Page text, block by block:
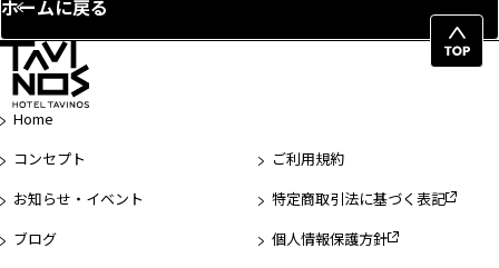
ホームに戻る
ペ
Home
コンセプト
お知らせ・イベント
ブログ
ご利用規約
特定商取引法に基づく表記
個人情報保護方針